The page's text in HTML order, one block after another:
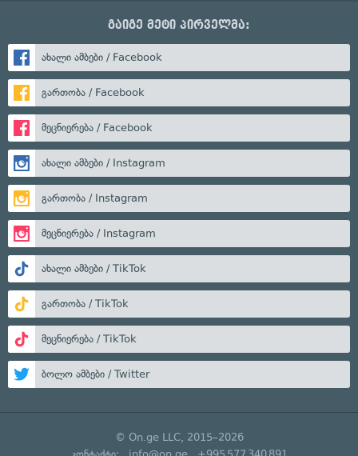
გაიგე მეტი პირველმა:
ახალი ამბები / Facebook
გართობა / Facebook
მეცნიერება / Facebook
ახალი ამბები / Instagram
გართობა / Instagram
მეცნიერება / Instagram
ახალი ამბები / TikTok
გართობა / TikTok
მეცნიერება / TikTok
ბოლო ამბები / Twitter
© On.ge LLC, 2015–2026